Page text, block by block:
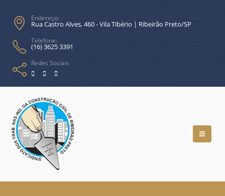
Endereço:
Rua Castro Alves, 460 - Vila Tibério | Ribeirão Preto/SP
Telefone:
(16) 3625 3391
Redes Sociais